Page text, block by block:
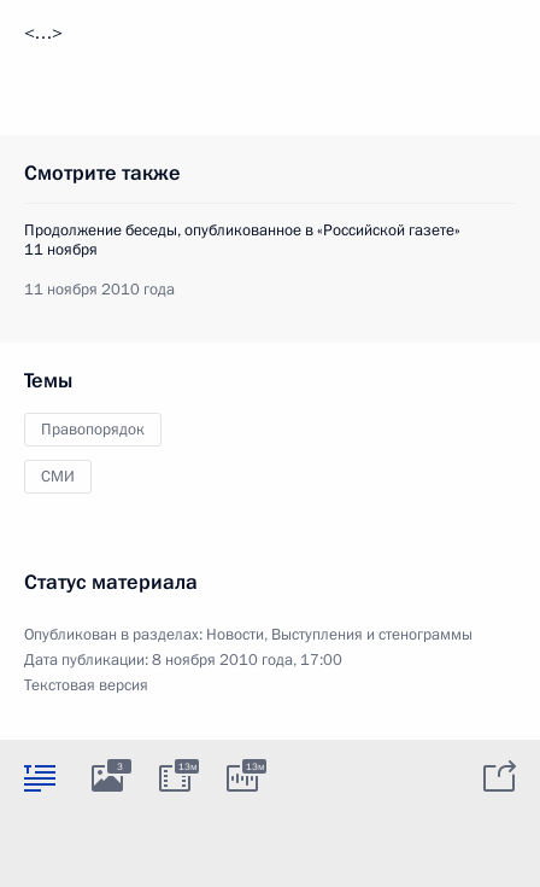
<…>
Смотрите также
Продолжение беседы, опубликованное в «Российской газете»
11 ноября
11 ноября 2010 года
Темы
Правопорядок
СМИ
Статус материала
Опубликован в разделах: Новости, Выступления и стенограммы
Дата публикации:8 ноября 2010 года, 17:00
Текстовая версия
3 13м 13м